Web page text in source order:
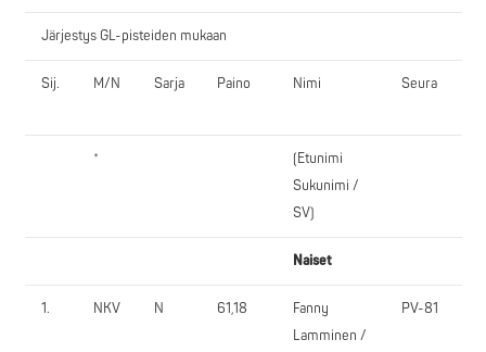
Järjestys GL-pisteiden mukaan
Sij. M/N Sarja Paino Nimi Seura
*
(Etunimi
Sukunimi /
SV)
Naiset
1. NKV N 61,18
Fanny
Lamminen /
PV-81